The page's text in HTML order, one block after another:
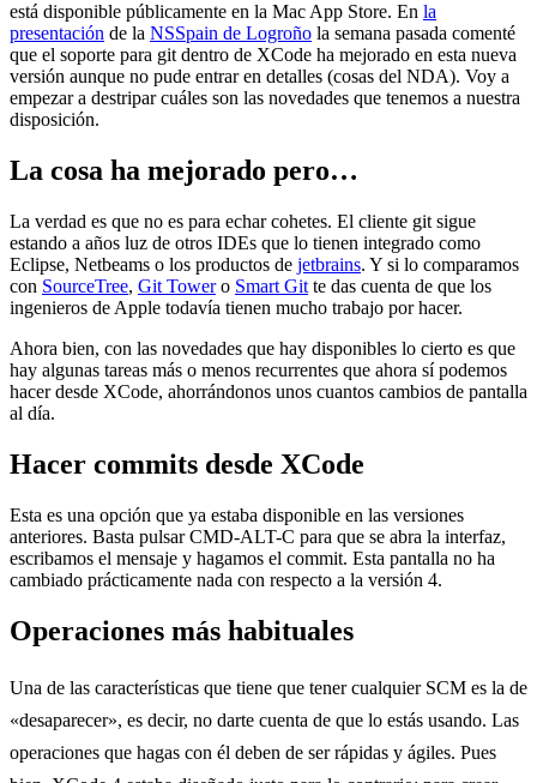
está disponible públicamente en la Mac App Store. En la
presentación de la NSSpain de Logroño la semana pasada comenté
que el soporte para git dentro de XCode ha mejorado en esta nueva
versión aunque no pude entrar en detalles (cosas del NDA). Voy a
empezar a destripar cuáles son las novedades que tenemos a nuestra
disposición.
La cosa ha mejorado pero…
La verdad es que no es para echar cohetes. El cliente git sigue
estando a años luz de otros IDEs que lo tienen integrado como
Eclipse, Netbeams o los productos de jetbrains. Y si lo comparamos
con SourceTree, Git Towero Smart Git te das cuenta de que los
ingenieros de Apple todavía tienen mucho trabajo por hacer.
Ahora bien, con las novedades que hay disponibles lo cierto es que
hay algunas tareas más o menos recurrentes que ahora sí podemos
hacer desde XCode, ahorrándonos unos cuantos cambios de pantalla
al día.
Hacer commits desde XCode
Esta es una opción que ya estaba disponible en las versiones
anteriores. Basta pulsar CMD-ALT-C para que se abra la interfaz,
escribamos el mensaje y hagamos el commit. Esta pantalla no ha
cambiado prácticamente nada con respecto a la versión 4.
Operaciones más habituales
Una de las características que tiene que tener cualquier SCM es la de
«desaparecer», es decir, no darte cuenta de que lo estás usando. Las
operaciones que hagas con él deben de ser rápidas y ágiles. Pues